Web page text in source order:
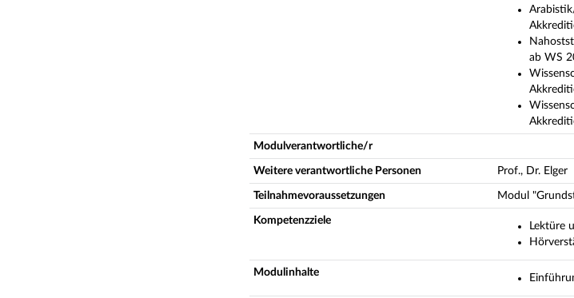
ab WS
Modulverantwortliche/r
Weitere verantwortliche Personen Prof., Dr. Elger
Teilnahmevoraussetzungen Modul
Kompetenzziele
Lektüre
Modulinhalte